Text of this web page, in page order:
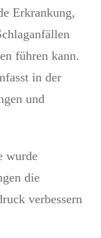
Erkrankung,
führen kann.
in der
und
wurde
die
verbessern